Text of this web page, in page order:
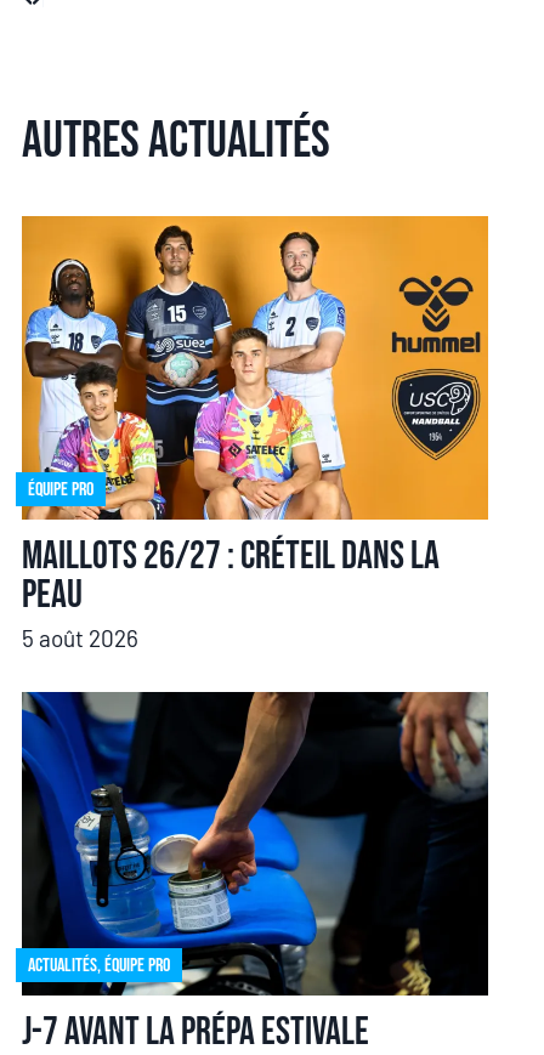
Autres actualités
Équipe pro
Maillots 26/27 : Créteil dans la
peau
5 août 2026
Actualités,Équipe pro
J-7 avant la prépa estivale